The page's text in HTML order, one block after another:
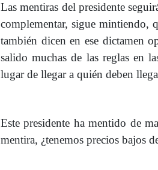
Las mentiras del presidente
complementar, sigue mintiendo,
también dicen en ese dictamen
salido muchas de las reglas en
lugar de llegar a quién deben
Este presidente ha mentido de
mentira, ¿tenemos precios bajos